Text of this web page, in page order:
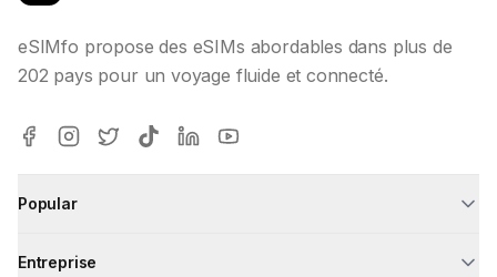
eSIMfo propose des eSIMs abordables dans plus de
202 pays pour un voyage fluide et connecté.
Popular
Entreprise